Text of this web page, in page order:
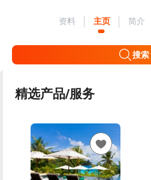
资料 主页 简介
搜索
精选产品/服务